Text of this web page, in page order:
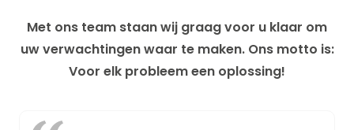
Met ons team staan wij graag voor u klaar om
uw verwachtingen waar te maken. Ons motto is:
Voor elk probleem een oplossing!